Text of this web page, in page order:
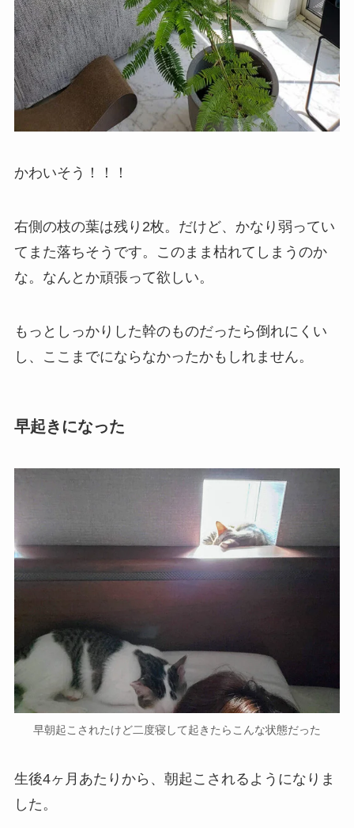
かわいそう！！！
右側の枝の葉は残り2枚。だけど、かなり弱ってい
てまた落ちそうです。このまま枯れてしまうのか
な。なんとか頑張って欲しい。
もっとしっかりした幹のものだったら倒れにくい
し、ここまでにならなかったかもしれません。
早起きになった
早朝起こされたけど二度寝して起きたらこんな状態だった
生後4ヶ月あたりから、朝起こされるようになりま
した。